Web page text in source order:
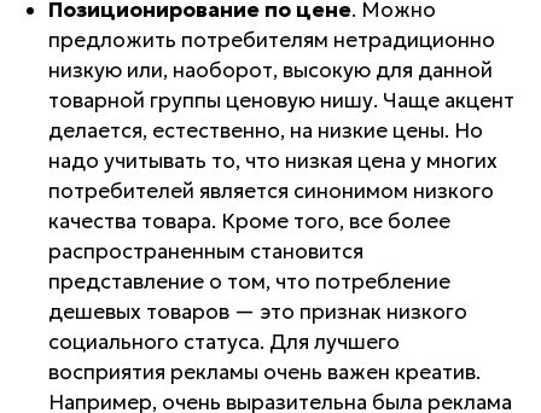
Позиционирование по цене. Можно
предложить потребителям нетрадиционно
низкую или, наоборот, высокую для данной
товарной группы ценовую нишу. Чаще акцент
делается, естественно, на низкие цены. Но
надо учитывать то, что низкая цена у многих
потребителей является синонимом низкого
качества товара. Кроме того, все более
распространенным становится
представление о том, что потребление
дешевых товаров — это признак низкого
социального статуса. Для лучшего
восприятия рекламы очень важен креатив.
Например, очень выразительна была реклама